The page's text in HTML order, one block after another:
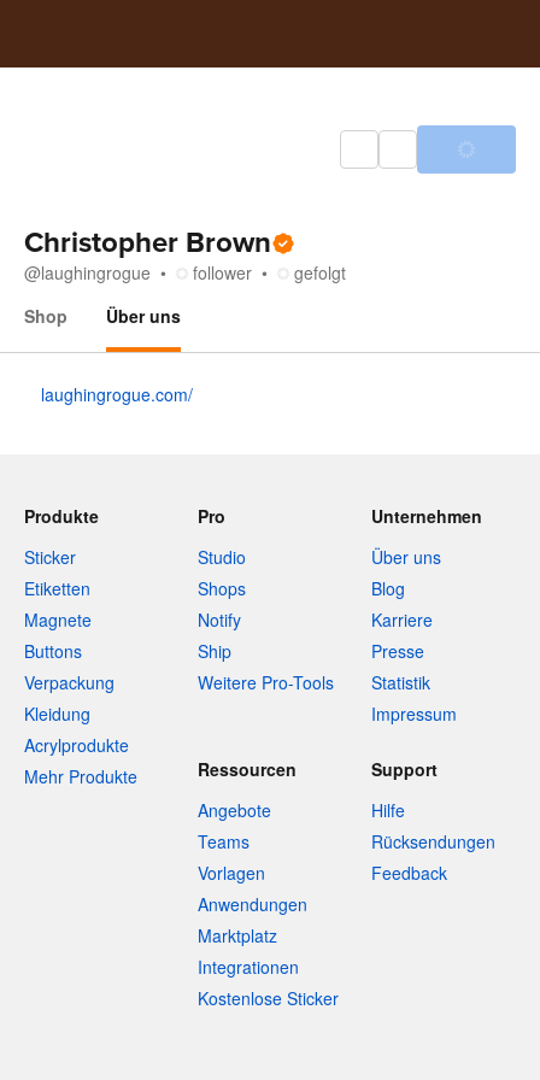
Christopher Brown
@laughingrogue follower
gefolgt
Shop
Über uns
laughingrogue.com/
Produkte
Sticker
Etiketten
Magnete
Buttons
Verpackung
Kleidung
Acrylprodukte
Mehr Produkte
Pro
Studio
Shops
Notify
Ship
Weitere Pro-Tools
Unternehmen
Über uns
Blog
Karriere
Presse
Statistik
Impressum
Ressourcen
Angebote
Teams
Vorlagen
Anwendungen
Marktplatz
Integrationen
Kostenlose Sticker
Support
Hilfe
Rücksendungen
Feedback